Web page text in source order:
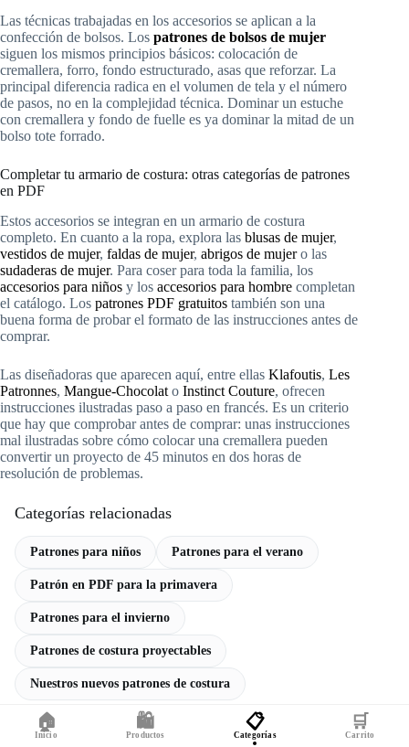
Las técnicas trabajadas en los accesorios se aplican a la
confección de bolsos. Los patrones de bolsos de mujer
siguen los mismos principios básicos: colocación de
cremallera, forro, fondo estructurado, asas que reforzar. La
principal diferencia radica en el volumen de tela y el número
de pasos, no en la complejidad técnica. Dominar un estuche
con cremallera y fondo de fuelle es ya dominar la mitad de un
bolso tote forrado.
Completar tu armario de costura: otras categorías de patrones
en PDF
Estos accesorios se integran en un armario de costura
completo. En cuanto a la ropa, explora las blusas de mujer,
vestidos de mujer, faldas de mujer, abrigos de mujero las
sudaderas de mujer. Para coser para toda la familia, los
accesorios para niños y los accesorios para hombre completan
el catálogo. Los patrones PDF gratuitos también son una
buena forma de probar el formato de las instrucciones antes de
comprar.
Las diseñadoras que aparecen aquí, entre ellas Klafoutis, Les
Patronnes, Mangue-Chocolat o Instinct Couture, ofrecen
instrucciones ilustradas paso a paso en francés. Es un criterio
que hay que comprobar antes de comprar: unas instrucciones
mal ilustradas sobre cómo colocar una cremallera pueden
convertir un proyecto de 45 minutos en dos horas de
resolución de problemas.
Categorías relacionadas
Patrones para niños Patrones para el verano
Patrón en PDF para la primavera
Patrones para el invierno
Patrones de costura proyectables
Nuestros nuevos patrones de costura
🏠
Inicio
🛍️
Productos
📋
Categorías
🛒
Carrito